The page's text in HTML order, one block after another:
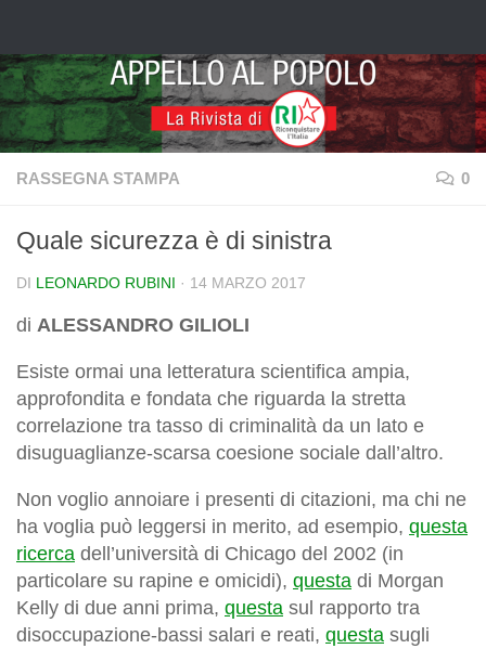
RASSEGNA STAMPA 0
Quale sicurezza è di sinistra
DI LEONARDO RUBINI · 14 MARZO 2017
di ALESSANDRO GILIOLI
Esiste ormai una letteratura scientifica ampia,
approfondita e fondata che riguarda la stretta
correlazione tra tasso di criminalità da un lato e
disuguaglianze-scarsa coesione sociale dall’altro.
Non voglio annoiare i presenti di citazioni, ma chi ne
ha voglia può leggersi in merito, ad esempio, questa
ricerca dell’università di Chicago del 2002 (in
particolare su rapine e omicidi), questa di Morgan
Kelly di due anni prima, questa sul rapporto tra
disoccupazione-bassi salari e reati, questa sugli